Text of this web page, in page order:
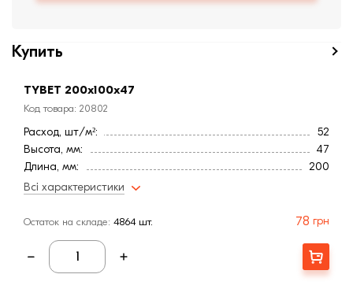
Купить
TYBET 200х100х47
Код товара: 20802
Расход, шт/м²:
52
Высота, мм:
47
Длина, мм:
200
Вес, кг:
Страна:
Германия
Фактура
Гладкая
Всі характеристики
Остаток на складе: 4864 шт. 78 грн
Купити